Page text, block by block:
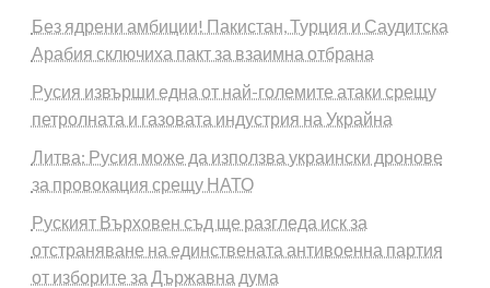
Без ядрени амбиции! Пакистан, Турция и Саудитска
Арабия сключиха пакт за взаимна отбрана
Русия извърши една от най-големите атаки срещу
петролната и газовата индустрия на Украйна
Литва: Русия може да използва украински дронове
за провокация срещу НАТО
Руският Върховен съд ще разгледа иск за
отстраняване на единствената антивоенна партия
от изборите за Държавна дума